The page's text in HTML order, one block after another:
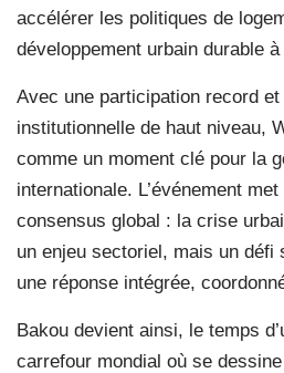
accélérer les politiques de
développement urbain durable à
Avec une participation record
institutionnelle de haut niveau,
comme un moment clé pour la
internationale. L’événement
consensus global : la crise
un enjeu sectoriel, mais un défi
une réponse intégrée,
Bakou devient ainsi, le temps
carrefour mondial où se